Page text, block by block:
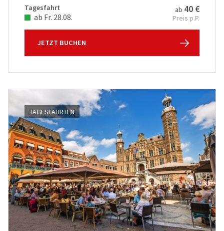
Tagesfahrt
ab Fr. 28.08.
ab 40 €
Preis p.P.
JETZT BUCHEN
TAGESFAHRTEN